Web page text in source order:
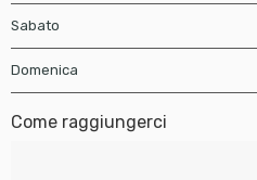
Sabato
Domenica
Come raggiungerci